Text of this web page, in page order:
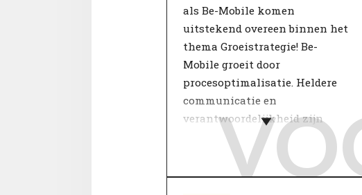
als Be-Mobile komen
uitstekend overeen binnen het
thema Groeistrategie! Be-
Mobile groeit door
procesoptimalisatie. Heldere
communicatie en
verantwoordelijkheid zijn
kenmerkend voor dit type
organisatie. Je vindt een
duidelijke taakomschrijving